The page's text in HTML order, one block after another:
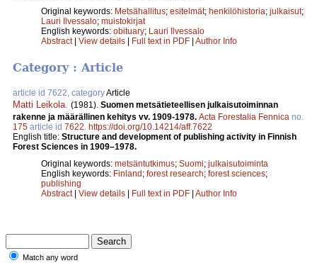
Original keywords: Metsähallitus; esitelmät; henkilöhistoria; julkaisut;
Lauri Ilvessalo; muistokirjat
English keywords: obituary; Lauri Ilvessalo
Abstract| View details | Full text in PDF | Author Info
Category : Article
article id 7622, categoryArticle
Matti Leikola. (1981). Suomen metsätieteellisen julkaisutoiminnan
rakenne ja määrällinen kehitys vv. 1909-1978. Acta Forestalia Fennica no.
175 article id 7622. https://doi.org/10.14214/aff.7622
English title: Structure and development of publishing activity in Finnish
Forest Sciences in 1909–1978.
Original keywords: metsäntutkimus; Suomi; julkaisutoiminta
English keywords: Finland ; forest research; forest sciences;
publishing
Abstract| View details Full text in PDF Author Info
Match any word